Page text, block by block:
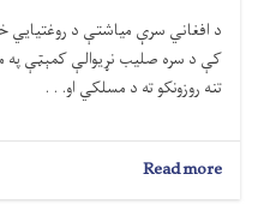
د افغاني سرې میاشتې د روغتیايي
تنه روزونکو ته د مسلکي او. . .
Read more
کابل؛